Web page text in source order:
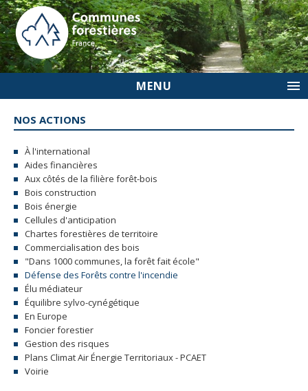
MENU
NOS ACTIONS
À l'international
Aides financières
Aux côtés de la filière forêt-bois
Bois construction
Bois énergie
Cellules d'anticipation
Chartes forestières de territoire
Commercialisation des bois
"Dans 1000 communes, la forêt fait école"
Défense des Forêts contre l'incendie
Élu médiateur
Équilibre sylvo-cynégétique
En Europe
Foncier forestier
Gestion des risques
Plans Climat Air Énergie Territoriaux - PCAET
Voirie